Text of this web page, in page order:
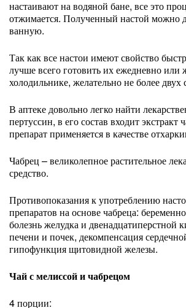
настаивают на водяной бане, все это
отжимается. Полученный настой можно
ванную.
Так как все настои имеют свойство
лучше всего готовить их ежедневно или
холодильнике, желательно не более двух
В аптеке довольно легко найти
пертуссин, в его состав входит
препарат применяется в качестве
Чабрец – великолепное растительное
средство.
Противопоказания к употреблению
препаратов на основе чабреца:
болезнь желудка и двенадцатиперстной
печени и почек, декомпенсация
гипофункция щитовидной железы.
Чай с мелиссой и чабрецом
4 порции: